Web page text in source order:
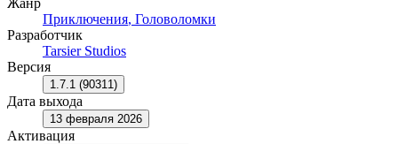
Приключения, Головоломки
Разработчик
Tarsier Studios
Версия
1.7.1 (90311)
Дата выхода
13 февраля 2026
Активация